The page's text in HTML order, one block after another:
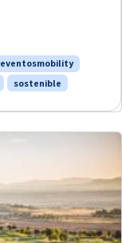
eventosmobility
sostenible